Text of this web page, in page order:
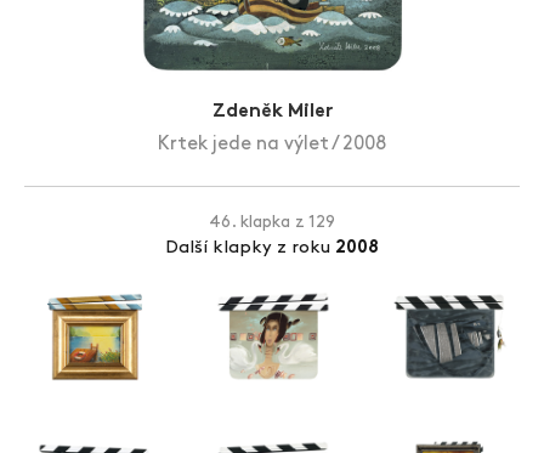
Zlín Film Festival
Zdeněk Miler
Krtek jede na výlet / 2008
46. klapka z 129
Další klapky z roku 2008